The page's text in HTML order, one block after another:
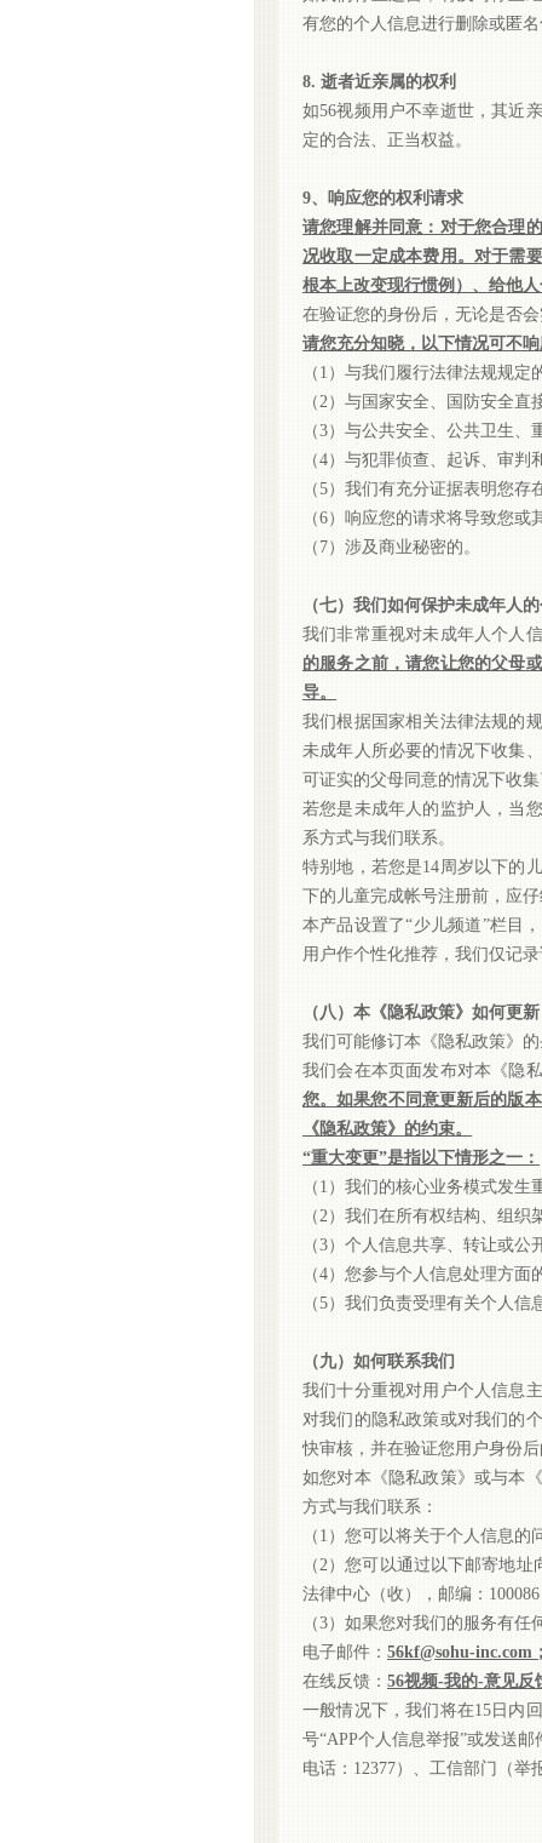
有您的个人信息进行删除或匿
8. 逝者近亲属的权利
如56视频用户不幸逝世，其近
定的合法、正当权益。
9、响应您的权利请求
请您理解并同意：对于您合理
况收取一定成本费用。对于需
根本上改变现行惯例）、给他
在验证您的身份后，无论是否
请您充分知晓，以下情况可不
（ 1）与我们履行法律法规规定
（2）与国家安全、国防安全直
（3）与公共安全、公共卫生、
（4）与犯罪侦查、起诉、审判
（5）我们有充分证据表明您存
（6）响应您的请求将导致您或
（ 7）涉及商业秘密的。
（七）我们如何保护未成年人
我们非常重视对未成年人个人
的服务之前，请您让您的父母
导。
我们根据国家相关法律法规的
未成年人所必要的情况下收集
可证实的父母同意的情况下收
若您是未成年人的监护人，当
系方式与我们联系。
特别地，若您是14周岁以下的
下的儿童完成帐号注册前，应
本产品设置了“少儿频道”栏目
用户作个性化推荐，我们仅记
（八）本《隐私政策》如何更新
我们可能修订本《隐私政策》
我们会在本页面发布对本《隐
您。如果您不同意更新后的版
《隐私政策》的约束。
“重大变更”是指以下情形之一：
（ 1）我们的核心业务模式发生
（2）我们在所有权结构、组织
（3）个人信息共享、转让或公
（4）您参与个人信息处理方面
（5）我们负责受理有关个人信
（九）如何联系我们
我们十分重视对用户个人信息
对我们的隐私政策或对我们的
快审核，并在验证您用户身份
如您对本《隐私政策》或与本
方式与我们联系：
（ 1）您可以将关于个人信息的
（2）您可以通过以下邮寄地址
法律中心（收），邮编：100086
（3）如果您对我们的服务有任
电子邮件： 56kf@sohu-inc.com
在线反馈： 56视频-我的-意见反
一般情况下，我们将在15日内
号“APP个人信息举报”或发送
电话：12377）、工信部门（举